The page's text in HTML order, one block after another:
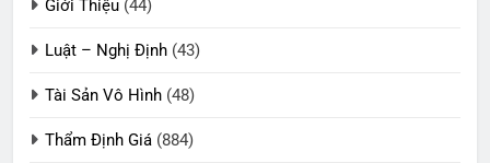
Giới Thiệu (44)
Luật – Nghị Định (43)
Tài Sản Vô Hình (48)
Thẩm Định Giá (884)